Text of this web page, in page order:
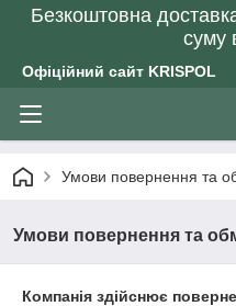
Безкоштовна
суму
Офіційний сайт KRISPOL
Умови повернення та
Умови повернення та
Компанія здійснює